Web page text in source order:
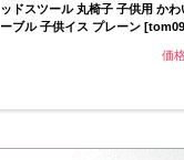
ッドスツール 丸椅子 子供用 か
ーブル 子供イス プレーン
価